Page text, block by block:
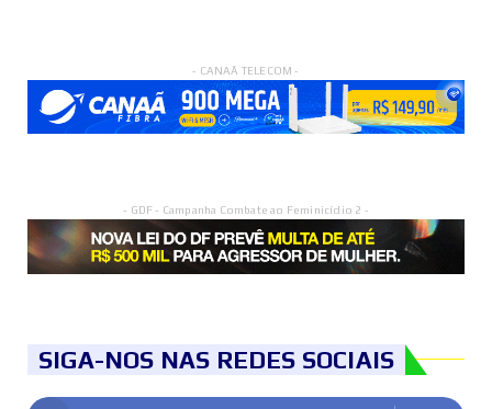
- CANAÃ TELECOM -
- GDF - Campanha Combate ao Feminicídio 2 -
SIGA-NOS NAS REDES SOCIAIS